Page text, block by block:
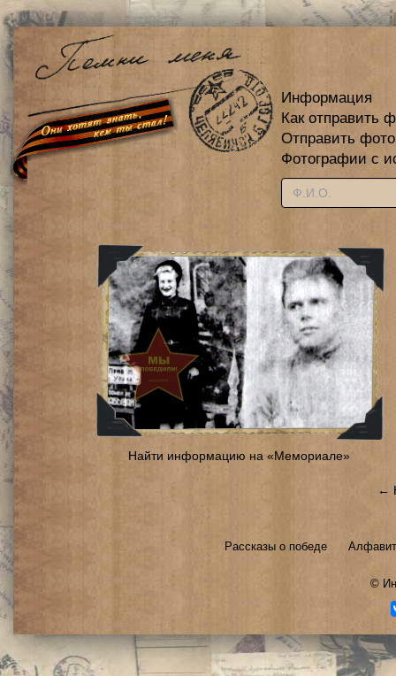
Информация
Как отправить
Отправить
Фотографии с
Найти информацию на «Мемориале»
←
Рассказы о победе
©